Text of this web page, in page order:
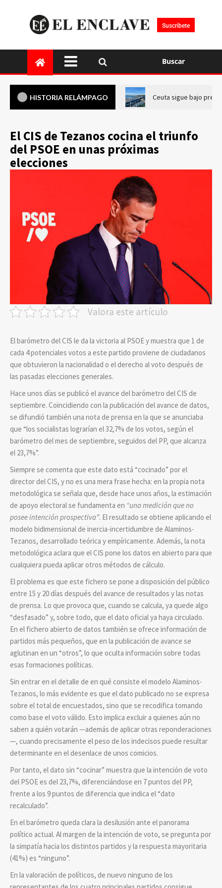
Suscríbete
Buscar
HISTORIA RELÁMPAGO Ceuta sigue bajo
El CIS de Tezanos cocina el triunfo
del PSOE en unas próximas
elecciones
Valora este artículo
El barómetro del CIS le da la victoria al PSOE y muestra que 1 de
cada 4 potenciales votos a este partido proviene de ciudadanos
que obtuvieron la nacionalidad o el derecho al voto después de
las pasadas elecciones generales.
Hace unos días se publicó el avance del barómetro del CIS de
septiembre. Coincidiendo con la publicación del avance de datos,
se difundió también una nota de prensa en la que se anunciaba
que “los socialistas lograrían el 32,7% de los votos, según el
barómetro del mes de septiembre, seguidos del PP, que alcanza
el 23,7%”.
Siempre se comenta que este dato está “cocinado” por el
director del CIS, y no es una mera frase hecha: en la propia nota
metodológica se señala que, desde hace unos años, la estimación
de apoyo electoral se fundamenta en “una medición que no
posee intención prospectiva”. El resultado se obtiene aplicando el
modelo bidimensional de inercia-incertidumbre de Alaminos-
Tezanos, desarrollado teórica y empíricamente. Además, la nota
metodológica aclara que el CIS pone los datos en abierto para que
cualquiera pueda aplicar otros métodos de cálculo.
El problema es que este fichero se pone a disposición del público
entre 15 y 20 días después del avance de resultados y las notas
de prensa. Lo que provoca que, cuando se calcula, ya quede algo
“desfasado” y, sobre todo, que el dato oficial ya haya circulado.
En el fichero abierto de datos también se ofrece información de
partidos más pequeños, que en la publicación de avance se
aglutinan en un “otros”, lo que oculta información sobre todas
esas formaciones políticas.
Sin entrar en el detalle de en qué consiste el modelo Alaminos-
Tezanos, lo más evidente es que el dato publicado no se expresa
sobre el total de encuestados, sino que se recodifica tomando
como base el voto válido. Esto implica excluir a quienes aún no
saben a quién votarán —además de aplicar otras reponderaciones
—, cuando precisamente el peso de los indecisos puede resultar
determinante en el desenlace de unos comicios.
Por tanto, el dato sin “cocinar” muestra que la intención de voto
del PSOE es del 23,7%, diferenciándose en 7 puntos del PP,
frente a los 9 puntos de diferencia que indica el “dato
recalculado”.
En el barómetro queda clara la desilusión ante el panorama
político actual. Al margen de la intención de voto, se pregunta por
la simpatía hacia los distintos partidos y la respuesta mayoritaria
(41%) es “ninguno”.
En la valoración de políticos, de nuevo ninguno de los